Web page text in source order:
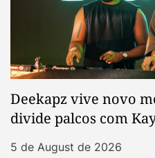
Deekapz vive novo
divide palcos com
5 de August de 2026